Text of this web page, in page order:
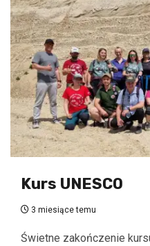
Kurs UNESCO
3 miesiące temu
Świetne zakończenie